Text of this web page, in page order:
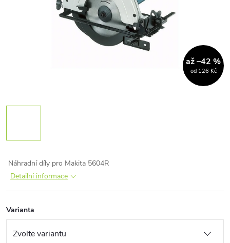
od 126 Kč
až –42 %
Náhradní díly pro Makita 5604R
Detailní informace
Varianta